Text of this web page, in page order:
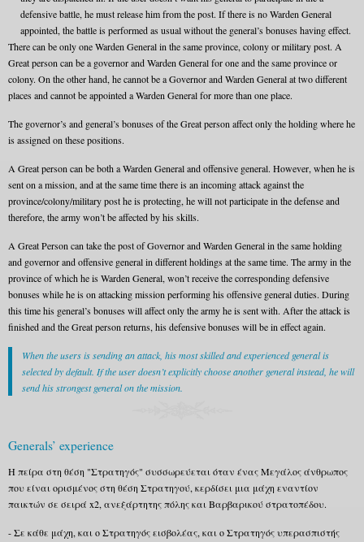
defensive battle, he must release him from the post. If there is no Warden General
appointed, the battle is performed as usual without the general’s bonuses having effect.
There can be only one Warden General in the same province, colony or military post. A
Great person can be a governor and Warden General for one and the same province or
colony. On the other hand, he cannot be a Governor and Warden General at two different
places and cannot be appointed a Warden General for more than one place.
The governor’s and general’s bonuses of the Great person affect only the holding where he
is assigned on these positions.
A Great person can be both a Warden General and offensive general. However, when he is
sent on a mission, and at the same time there is an incoming attack against the
province/colony/military post he is protecting, he will not participate in the defense and
therefore, the army won’t be affected by his skills.
A Great Person can take the post of Governor and Warden General in the same holding
and governor and offensive general in different holdings at the same time. The army in the
province of which he is Warden General, won’t receive the corresponding defensive
bonuses while he is on attacking mission performing his offensive general duties. During
this time his general’s bonuses will affect only the army he is sent with. After the attack is
finished and the Great person returns, his defensive bonuses will be in effect again.
When the users is sending an attack, his most skilled and experienced general is
selected by default. If the user doesn’t explicitly choose another general instead, he will
send his strongest general on the mission.
Generals’ experience
Η πείρα στη θέση "Στρατηγός" συσσωρεύεται όταν ένας Μεγάλος άνθρωπος
που είναι ορισμένος στη θέση Στρατηγού, κερδίσει μια μάχη εναντίον
παικτών σε σειρά x2, ανεξάρτητης πόλης και Βαρβαρικού στρατοπέδου.
- Σε κάθε μάχη, και ο Στρατηγός εισβολέας, και ο Στρατηγός υπερασπιστής